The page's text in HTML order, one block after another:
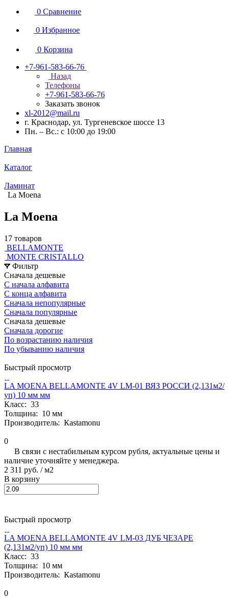
0 Сравнение
0 Избранное
0 Корзина
+7-961-583-66-76
Назад
Телефоны
+7-961-583-66-76
Заказать звонок
xl-2012@mail.ru
г. Краснодар, ул. Тургеневское шоссе 13
Пн. – Вс.: с 10:00 до 19:00
Главная
Каталог
Ламинат
La Moena
La Moena
17 товаров
BELLAMONTE
MONTE CRISTALLO
Фильтр
Сначала дешевые
С начала алфавита
С конца алфавита
Сначала непопулярные
Сначала популярные
Сначала дешевые
Сначала дорогие
По возрастанию наличия
По убыванию наличия
Быстрый просмотр
LA MOENA BELLAMONTE 4V LM-01 ВЯЗ РОССИ (2,131м2/
уп) 10 мм мм
Класс: 33
Толщина: 10 мм
Производитель: Кastamonu
0
В связи с нестабильным курсом рубля, актуальные цены и
наличие уточняйте у менеджера.
2 311 руб. / м2
В корзину
Быстрый просмотр
LA MOENA BELLAMONTE 4V LM-03 ДУБ ЧЕЗАРЕ
(2,131м2/уп) 10 мм мм
Класс: 33
Толщина: 10 мм
Производитель: Кastamonu
0